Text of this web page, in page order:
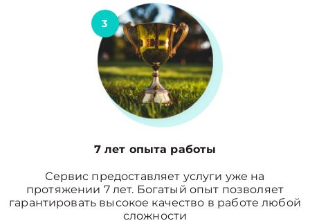
3
7 лет опыта работы
Сервис предоставляет услуги уже на
протяжении 7 лет. Богатый опыт позволяет
гарантировать высокое качество в работе любой
сложности